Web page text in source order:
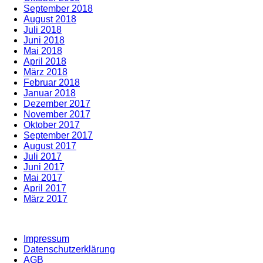
September 2018
August 2018
Juli 2018
Juni 2018
Mai 2018
April 2018
März 2018
Februar 2018
Januar 2018
Dezember 2017
November 2017
Oktober 2017
September 2017
August 2017
Juli 2017
Juni 2017
Mai 2017
April 2017
März 2017
Impressum
Datenschutzerklärung
AGB